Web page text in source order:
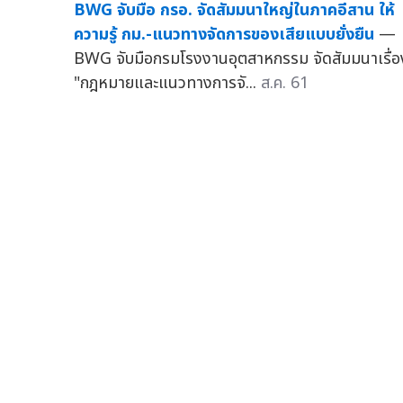
BWG จับมือ กรอ. จัดสัมมนาใหญ่ในภาคอีสาน ให้
ความรู้ กม.-แนวทางจัดการของเสียแบบยั่งยืน —
BWG จับมือกรมโรงงานอุตสาหกรรม จัดสัมมนาเรื่
"กฎหมายและแนวทางการจั... ส.ค. 61